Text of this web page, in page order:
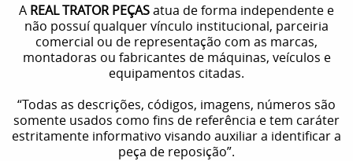
A REAL TRATOR PEÇASatua de forma independente e
não possuí qualquer vínculo institucional, parceiria
comercial ou de representação com as marcas,
montadoras ou fabricantes de máquinas, veículos e
equipamentos citadas.
“Todas as descrições, códigos, imagens, números são
somente usados como fins de referência e tem caráter
estritamente informativo visando auxiliar a identificar a
peça de reposição”.